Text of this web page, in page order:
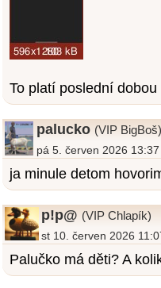
To platí poslední dobou
palucko (VIP BigBoš)
pá 5. červen 2026 13:37
ja minule detom
p!p@ (VIP Chlapík)
st 10. červen 2026
Palučko má děti? A